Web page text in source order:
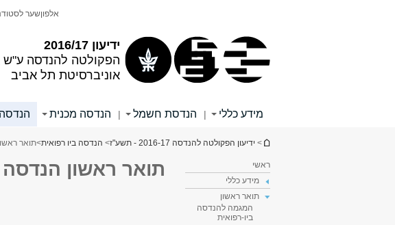
ידיעון 2016/17
הפקולטה להנדסה ע"ש
אוניברסיטת תל אביב
אלפוןשער
מידע כללי | הנדסת חשמל | הנדסה מכנית
הינך נמצא כאן
> ידיעון הפקולטה להנדסה 2016-17 - תשע"ז > הנדסה ביו רפואית>תואר
ראשי
מידע כללי
תואר ראשון
המגמה להנדסה
ביו-רפואית
תואר ראשון